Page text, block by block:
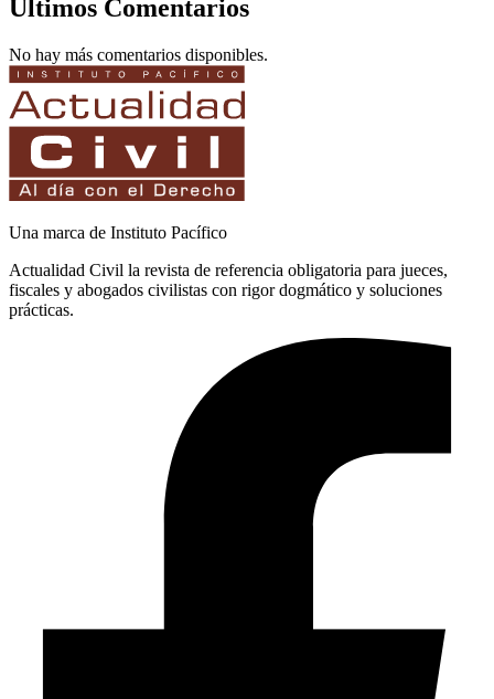
Últimos Comentarios
No hay más comentarios disponibles.
Una marca de Instituto Pacífico
Actualidad Civil la revista de referencia obligatoria para jueces,
fiscales y abogados civilistas con rigor dogmático y soluciones
prácticas.